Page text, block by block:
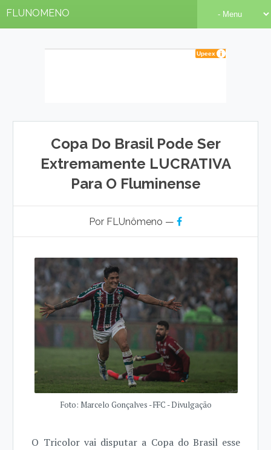
FLUNOMENO
Copa Do Brasil Pode Ser
Extremamente LUCRATIVA
Para O Fluminense
Por FLUnômeno —
Foto: Marcelo Gonçalves - FFC - Divulgação
O Tricolor vai disputar a Copa do Brasil esse